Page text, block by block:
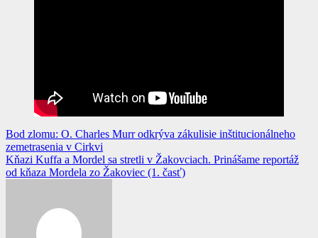
Navigácia
v
článku
Bod zlomu: O. Charles Murr odkrýva zákulisie inštitucionálneho
zemetrasenia v Cirkvi
Kňazi Kuffa a Mordel sa stretli v Žakovciach. Prinášame reportáž
od kňaza Mordela zo Žakoviec (1. časť)